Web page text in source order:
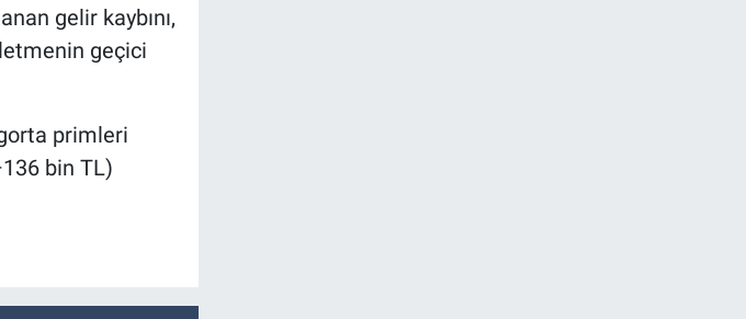
gelir kaybını,
geçici
primleri
bin TL)